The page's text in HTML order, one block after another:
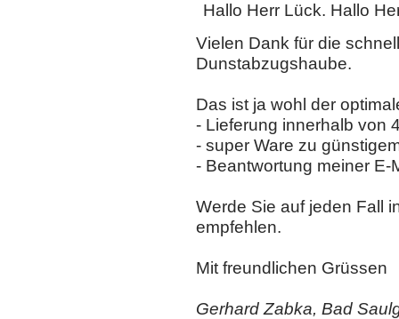
Hallo Herr Lück. Hallo
Vielen Dank für die
Dunstabzugshaube.
Das ist ja wohl der
- Lieferung innerhalb von
- super Ware zu
- Beantwortung meiner
Werde Sie auf jeden Fall
empfehlen.
Mit freundlichen Grüssen
Gerhard Zabka, Bad